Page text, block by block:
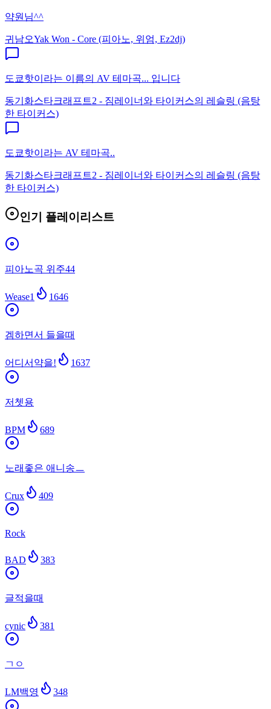
약원님^^
귀남오Yak Won - Core (피아노, 위엄, Ez2dj)
도쿄핫이라는 이름의 AV 테마곡... 입니다
동기화스타크래프트2 - 짐레이너와 타이커스의 레슬링 (음탕
한 타이커스)
도쿄핫이라는 AV 테마곡..
동기화스타크래프트2 - 짐레이너와 타이커스의 레슬링 (음탕
한 타이커스)
인기 플레이리스트
피아노곡 위주44
Wease1 1646
겜하면서 들을때
어디서약을! 1637
저쳇용
BPM 689
노래좋은 애니송ㅡ
Crux 409
Rock
BAD 383
글적을때
cynic 381
ㄱㅇ
LM백영 348